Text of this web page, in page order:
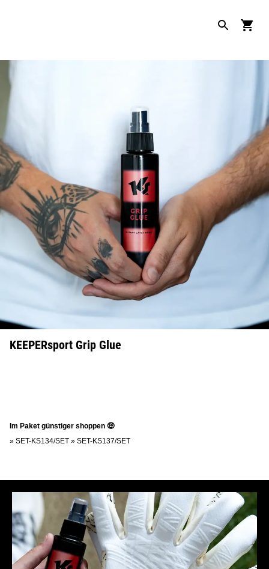
KEEPERsport Grip Glue
Im Paket günstiger shoppen 🤑
» SET-KS134/SET » SET-KS137/SET